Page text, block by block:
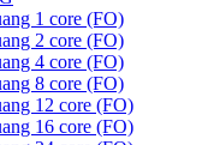
1 core (FO)
2 core (FO)
4 core (FO)
8 core (FO)
12 core (FO)
16 core (FO)